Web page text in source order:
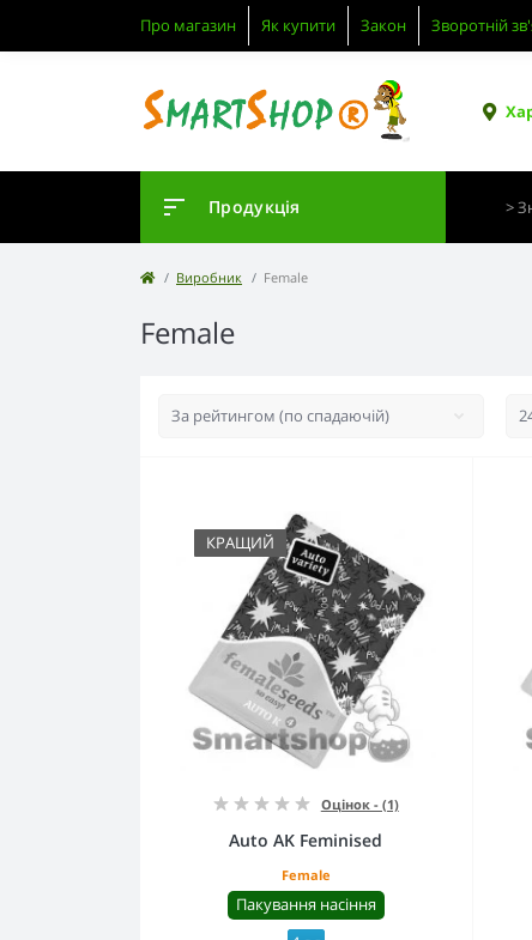
Про магазин Як купити Закон Зворотній
Продукція
Виробник Female
Female
КРАЩИЙ
Оцінок - (1)
Auto AK Feminised
Female
Пакування насіння